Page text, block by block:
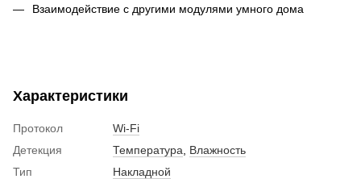
Взаимодействие с другими модулями умного дома
Характеристики
Протокол
Wi-Fi
Детекция
Температура
Влажность
Тип
Накладной